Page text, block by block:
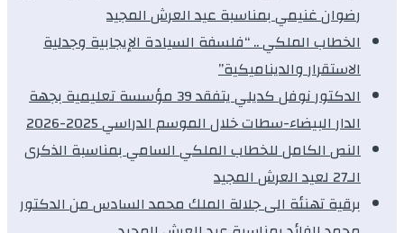
رضوان غنيمي بمناسبة عيد العرش المجيد
الخطاب الملكي .. “فلسفة السيادة الإيجابية وجدلية
الاستقرار والديناميكية”
الدكتور نوفل كديلي يتفقد 39 مؤسسة تعليمية بجهة
الدار البيضاء-سطات خلال الموسم الدراسي 2025-2026
النص الكامل للخطاب الملكي السامي بمناسبة الذكرى
الـ27 لعيد العرش المجيد
برقية تهنئة الى جلالة الملك محمد السادس من الدكتور